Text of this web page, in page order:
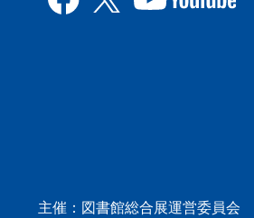
主催：図書館総合展運営委員会